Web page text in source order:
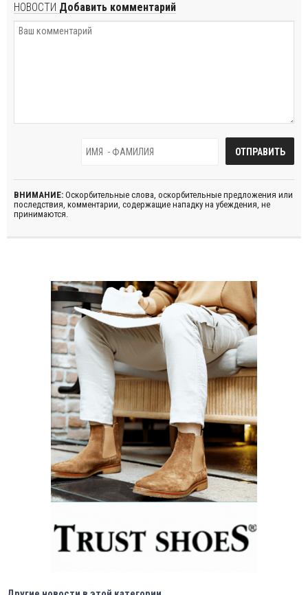
НОВОСТИ Добавить комментарий
ВНИМАНИЕ: Оскорбительные слова, оскорбительные предложения или
последствия, комментарии, содержащие нападку на убеждения, не
принимаются.